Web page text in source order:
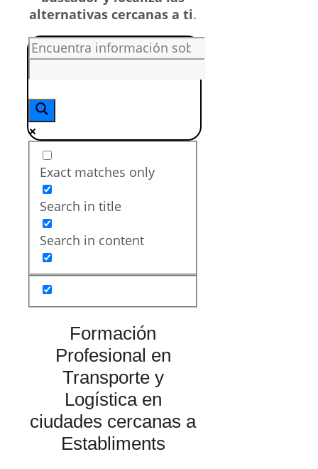
alternativas cercanas a ti.
Exact matches only
Search in title
Search in content
Formación
Profesional en
Transporte y
Logística en
ciudades cercanas a
Establiments